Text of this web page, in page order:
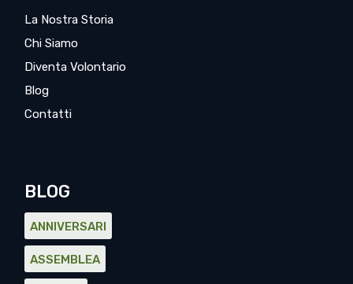
La Nostra Storia
Chi Siamo
Diventa Volontario
Blog
Contatti
BLOG
ANNIVERSARI
ASSEMBLEA